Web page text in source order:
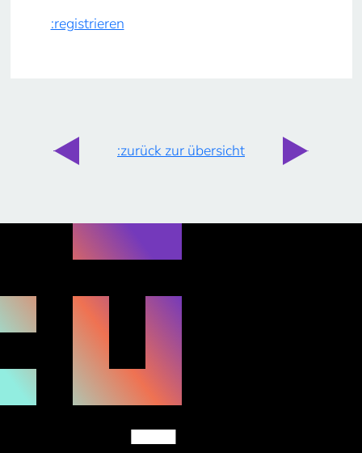
:registrieren
:zurück zur übersicht